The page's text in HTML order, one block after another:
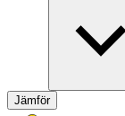
Jämför